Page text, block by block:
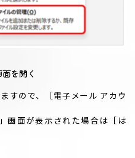
を開く
すので、［電子メール アカウ
画面が表示された場合は［は